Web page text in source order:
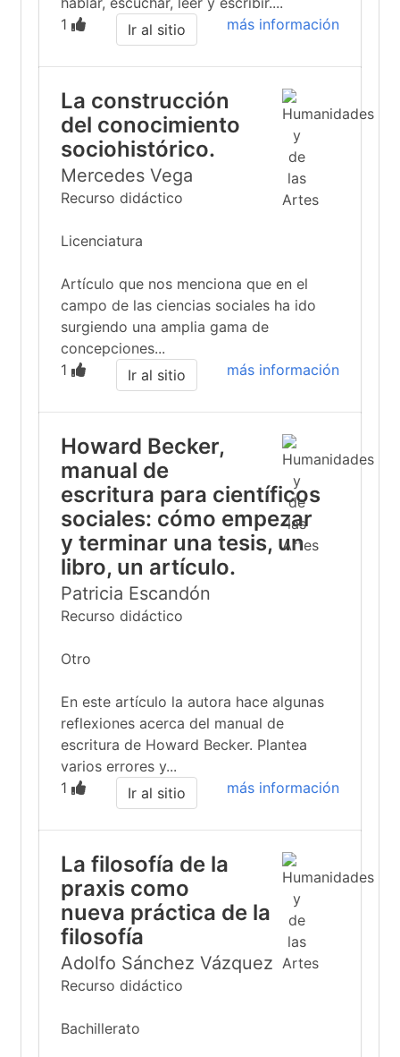
1
más información
Ir al sitio
La construcción
del conocimiento
sociohistórico.
Mercedes Vega
Recurso didáctico
Licenciatura
Artículo que nos menciona que en el
campo de las ciencias sociales ha ido
surgiendo una amplia gama de
concepciones...
1
más información
Ir al sitio
Howard Becker,
manual de
escritura para científicos
sociales: cómo empezar
y terminar una tesis, un
libro, un artículo.
Patricia Escandón
Recurso didáctico
Otro
En este artículo la autora hace algunas
reflexiones acerca del manual de
escritura de Howard Becker. Plantea
varios errores y...
1
más información
Ir al sitio
La filosofía de la
praxis como
nueva práctica de la
filosofía
Adolfo Sánchez Vázquez
Recurso didáctico
Bachillerato